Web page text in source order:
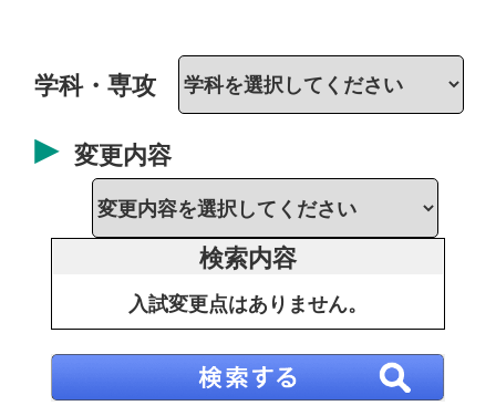
学科・専攻
変更内容
検索内容
入試変更点はありません。